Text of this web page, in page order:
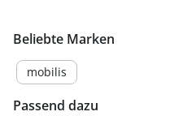
Beliebte Marken
mobilis
Passend dazu